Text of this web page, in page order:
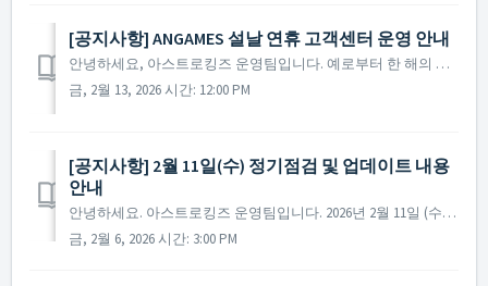
[공지사항] ANGAMES 설날 연휴 고객센터 운영 안내
안녕하세요, 아스트로킹즈 운영팀입니다. 예로부터 한 해의 복을 기원하며 정을 나누던 설날이 다가왔습니다. 사령관님 한 분, 한 분께 진심을 담아 건강과 행복을 기원하며, 소중한 분들과 함께 마음 넉넉해지는 연휴 보내시길 바랍니다. 설날 연휴 기간 동안의 고객센터 ...
금, 2월 13, 2026 시간: 12:00 PM
[공지사항] 2월 11일(수) 정기점검 및 업데이트 내용
안내
안녕하세요. 아스트로킹즈 운영팀입니다. 2026년 2월 11일 (수)에 진행 예정인 정기 점검 및 업데이트에 대해 안내드립니다. ※ 점검 내용은 상황에 따라 변경될 수 있으며, 변경 시 본 공지로 안내드릴 예정입니다. ▶ 정기점검 및 업데이트 사전 안내 - 점검 일정 :...
금, 2월 6, 2026 시간: 3:00 PM